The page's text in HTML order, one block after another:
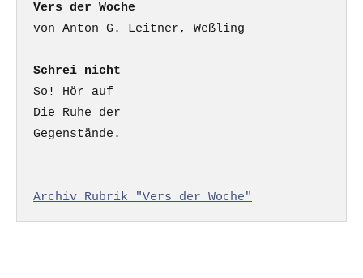
Vers der Woche
Schrei nicht
So! Hör auf
Die Ruhe der
Gegenstände.
Archiv Rubrik "Vers der Woche"